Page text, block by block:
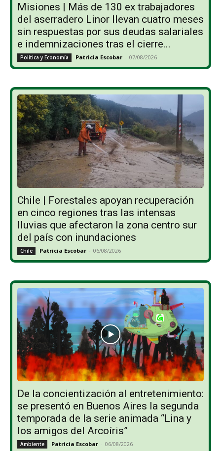
Misiones | Más de 130 ex trabajadores
del aserradero Linor llevan cuatro meses
sin respuestas por sus deudas salariales
e indemnizaciones tras el cierre...
Política y Economía Patricia Escobar - 07/08/2026
Chile | Forestales apoyan recuperación
en cinco regiones tras las intensas
lluvias que afectaron la zona centro sur
del país con inundaciones
Chile Patricia Escobar - 06/08/2026
De la concientización al entretenimiento:
se presentó en Buenos Aires la segunda
temporada de la serie animada “Lina y
los amigos del Arcoíris”
Ambiente Patricia Escobar - 06/08/2026